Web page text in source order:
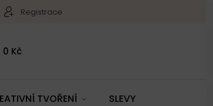
Registrace
0 Kč
TVOŘENÍ SLEVY